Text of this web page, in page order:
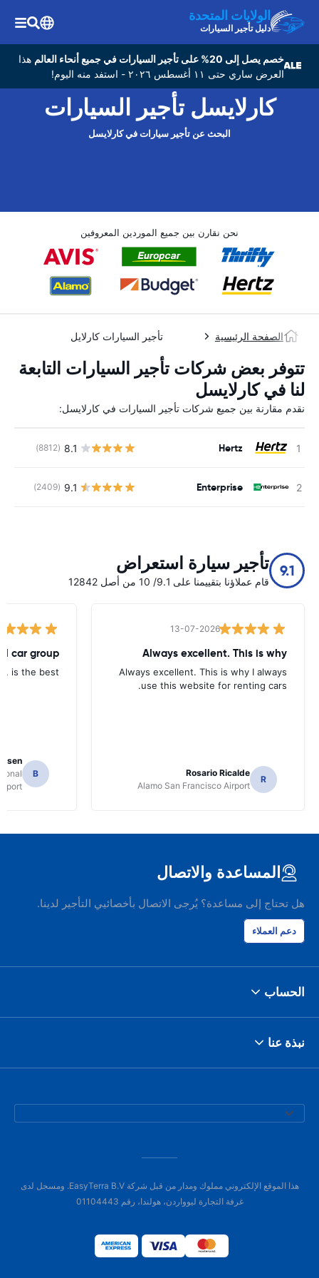
الولايات المتحدة
دليل تأجير السيارات
خصم يصل إلى 20% على تأجير السيارات في جميع أنحاء العالم
هذا
العرض ساري حتى ١١ أغسطس ٢٠٢٦ - استفد منه اليوم!
كارلايسل تأجير السيارات
البحث عن تأجير سيارات في كارلايسل
نحن نقارن بين جميع الموردين المعروفين
الصفحة الرئيسية تأجير السيارات كارلايل
تتوفر بعض شركات تأجير السيارات التابعة
لنا في كارلايسل
نقدم مقارنة بين جميع شركات تأجير السيارات في كارلايسل:
Hertz
8.1
(8812)
Enterprise
9.1
(2409)
9.1 تأجير سيارة استعراض
قام عملاؤنا بتقييمنا على 9.1/ 10 من أصل 12842
13-07-2026
Always excellent. This is why
Always excellent. This is why I always
use this website for renting cars.
R
Rosario Ricalde
Alamo San Francisco Airport
car group
is the best.
B
المساعدة والاتصال
هل تحتاج إلى مساعدة؟ يُرجى الاتصال بأخصائيي التأجير لدينا.
دعم العملاء
الحساب
نبذة عنا
هذا الموقع الإلكتروني مملوك ومدار من قبل شركة EasyTerra B.V. ومسجل لدى
غرفة التجارة ليوواردن، هولندا، رقم 01104443